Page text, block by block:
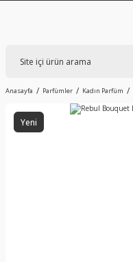
Anasayfa Parfümler Kadın Parfüm
Yeni